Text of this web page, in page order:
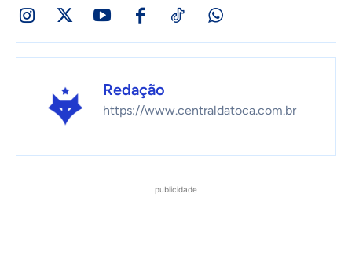
Redação
https://www.centraldatoca.com.br
publicidade